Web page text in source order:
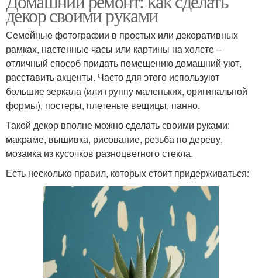
декор своими руками
Семейные фотографии в простых или декоративных
рамках, настенные часы или картины на холсте –
отличный способ придать помещению домашний уют,
расставить акценты. Часто для этого используют
большие зеркала (или группу маленьких, оригинальной
формы), постеры, плетеные вещицы, панно.
Такой декор вполне можно сделать своими руками:
макраме, вышивка, рисование, резьба по дереву,
мозаика из кусочков разноцветного стекла.
Есть несколько правил, которых стоит придерживаться: